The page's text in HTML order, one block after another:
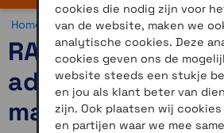
Home >Motor >Montage >RAM
RAM
adapterplaat
magnetische
cookies die nodig zijn voor
van de website, maken we
analytische cookies. Deze
cookies geven ons de
website steeds een stukje
en jou als klant beter van
zijn. Ook plaatsen wij cookies
en partijen waar we mee